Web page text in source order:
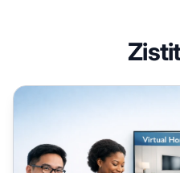
Video marketing obsahu